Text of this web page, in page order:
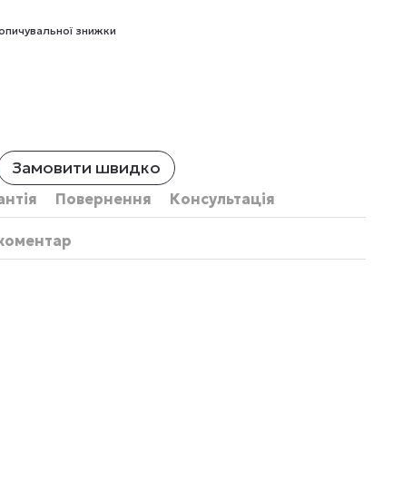
знижки
Замовити швидко
Повернення Консультація